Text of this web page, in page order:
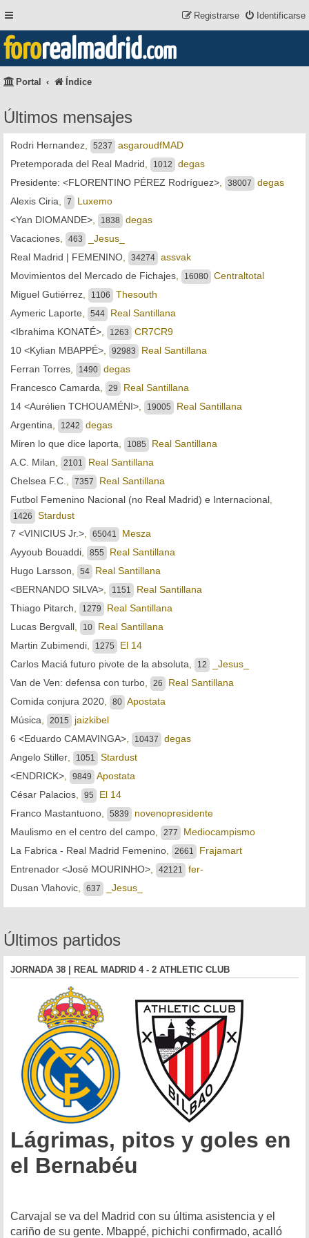
Identificarse
Registrarse
fororealmadrid.com
Portal Índice
Últimos mensajes
Rodri Hernandez 5237
asgaroudfMAD
Pretemporada del Real Madrid
1012
degas
Presidente: <FLORENTINO PÉREZ Rodríguez>
38007
degas
Alexis Ciria
7
Luxemo
<Yan DIOMANDE>
1838
degas
Vacaciones
463
_Jesus_
Real Madrid | FEMENINO
34274
assvak
Movimientos del Mercado de Fichajes
16080
Centraltotal
Miguel Gutiérrez
1106
Thesouth
Aymeric Laporte
544
Real Santillana
<Ibrahima KONATÉ>
1263
CR7CR9
10 <Kylian MBAPPÉ>
92983
Real Santillana
Ferran Torres
1490
degas
Francesco Camarda
29
Real Santillana
14 <Aurélien TCHOUAMÉNI>
19005
Real Santillana
Argentina
1242
degas
Miren lo que dice laporta
1085
Real Santillana
A.C. Milan
2101
Real Santillana
Chelsea F.C.
7357
Real Santillana
Futbol Femenino Nacional (no Real Madrid) e Internacional
1426
Stardust
7 <VINICIUS Jr.>
65041
Mesza
Ayyoub Bouaddi
855
Real Santillana
Hugo Larsson
54
Real Santillana
<BERNANDO SILVA>
1151
Real Santillana
Thiago Pitarch
1279
Real Santillana
Lucas Bergvall
10
Real Santillana
Martin Zubimendi
1275
El 14
Carlos Maciá futuro pivote de la absoluta
12
_Jesus_
Van de Ven: defensa con turbo
26
Real Santillana
Comida conjura 2020
80 Apostata
Música
2015
jaizkibel
6 <Eduardo CAMAVINGA>
10437
degas
Angelo Stiller
1051
Stardust
<ENDRICK>
9849
Apostata
César Palacios
95
El 14
Franco Mastantuono
5839
novenopresidente
Maulismo en el centro del campo
277
Mediocampismo
La Fabrica - Real Madrid Femenino
2661
Frajamart
Entrenador <José MOURINHO>
42121
fer-
Dusan Vlahovic
637 _Jesus_
Últimos partidos
JORNADA 38 | REAL MADRID 4 - 2 ATHLETIC CLUB
Lágrimas, pitos y goles en
el Bernabéu
Carvajal se va del Madrid con su última asistencia y el
cariño de su gente. Mbappé, pichichi confirmado, acalló